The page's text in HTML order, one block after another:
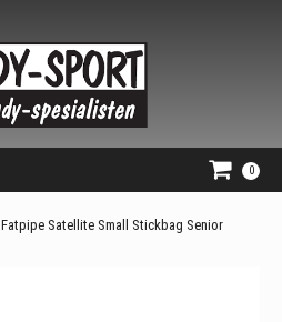
0
Fatpipe Satellite Small Stickbag Senior